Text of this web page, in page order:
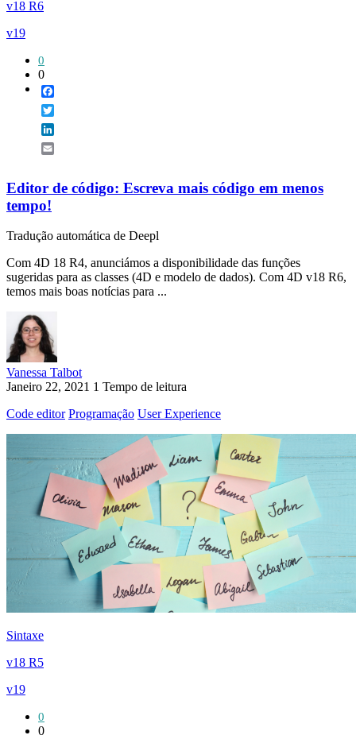
v18 R6
v19
0
0
Editor de código: Escreva mais código em menos
tempo!
Tradução automática de Deepl
Com 4D 18 R4, anunciámos a disponibilidade das funções
sugeridas para as classes (4D e modelo de dados). Com 4D v18 R6,
temos mais boas notícias para ...
Vanessa Talbot
Janeiro 22, 2021 1 Tempo de leitura
Code editor Programação User Experience
Sintaxe
v18 R5
v19
0
0